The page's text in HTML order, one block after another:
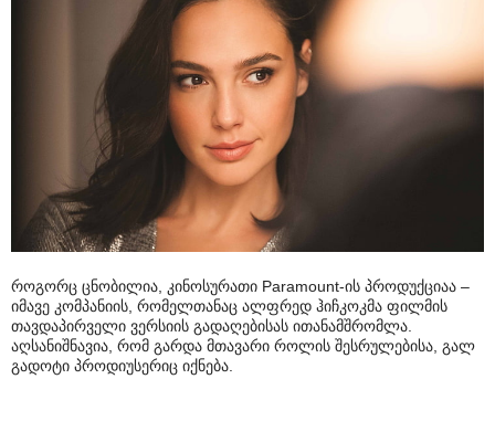
როგორც ცნობილია, კინოსურათი Paramount-ის პროდუქციაა –
იმავე კომპანიის, რომელთანაც ალფრედ ჰიჩკოკმა ფილმის
თავდაპირველი ვერსიის გადაღებისას ითანამშრომლა.
აღსანიშნავია, რომ გარდა მთავარი როლის შესრულებისა, გალ
გადოტი პროდიუსერიც იქნება.